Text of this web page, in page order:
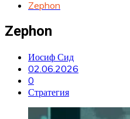
Zephon
Zephon
Иосиф Сид
02.06.2026
0
Стратегия